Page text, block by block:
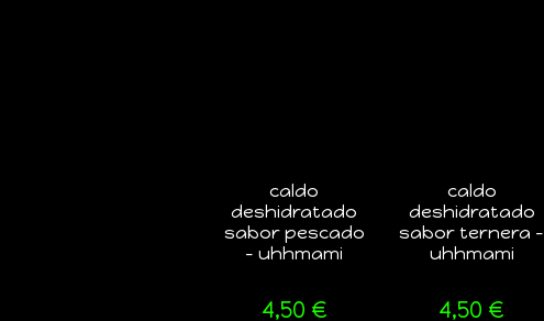
caldo
deshidratado
sabor pescado
– uhhmami
4,50 €
caldo
deshidratado
sabor ternera –
uhhmami
4,50 €